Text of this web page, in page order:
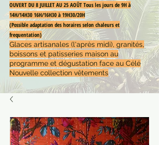
OUVERT DU 8 JUILLET AU 25 AOÛT Tous les jours de 9H à
14H/14H30 16H/16H30 à 19H30/20H
(Possible adaptation des horaires selon chaleurs et
frequentation)
Glaces artisanales (l'après midi), granités,
boissons et patisseries maison au
programme et dégustation face au Célé
Nouvelle collection vêtements